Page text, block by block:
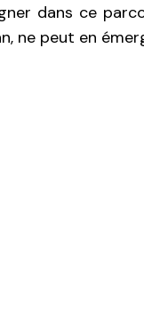
dans ce
ne peut en